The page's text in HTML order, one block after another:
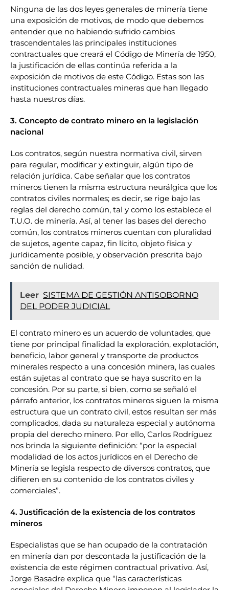
Ninguna de las dos leyes generales de minería tiene
una exposición de motivos, de modo que debemos
entender que no habiendo sufrido cambios
trascendentales las principales instituciones
contractuales que creará el Código de Minería de 1950,
la justificación de ellas continúa referida a la
exposición de motivos de este Código. Estas son las
instituciones contractuales mineras que han llegado
hasta nuestros días.
3. Concepto de contrato minero en la legislación
nacional
Los contratos, según nuestra normativa civil, sirven
para regular, modificar y extinguir, algún tipo de
relación jurídica. Cabe señalar que los contratos
mineros tienen la misma estructura neurálgica que los
contratos civiles normales; es decir, se rige bajo las
reglas del derecho común, tal y como los establece el
T.U.O. de minería. Así, al tener las bases del derecho
común, los contratos mineros cuentan con pluralidad
de sujetos, agente capaz, fin lícito, objeto física y
jurídicamente posible, y observación prescrita bajo
sanción de nulidad.
Leer SISTEMA DE GESTIÓN ANTISOBORNO
DEL PODER JUDICIAL
El contrato minero es un acuerdo de voluntades, que
tiene por principal finalidad la exploración, explotación,
beneficio, labor general y transporte de productos
minerales respecto a una concesión minera, las cuales
están sujetas al contrato que se haya suscrito en la
concesión. Por su parte, si bien, como se señaló el
párrafo anterior, los contratos mineros siguen la misma
estructura que un contrato civil, estos resultan ser más
complicados, dada su naturaleza especial y autónoma
propia del derecho minero. Por ello, Carlos Rodríguez
nos brinda la siguiente definición: “por la especial
modalidad de los actos jurídicos en el Derecho de
Minería se legisla respecto de diversos contratos, que
difieren en su contenido de los contratos civiles y
comerciales”.
4. Justificación de la existencia de los contratos
mineros
Especialistas que se han ocupado de la contratación
en minería dan por descontada la justificación de la
existencia de este régimen contractual privativo. Así,
Jorge Basadre explica que “las características